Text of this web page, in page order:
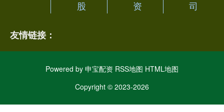
股
资
司
友情链接：
Powered by 申宝配资 RSS地图 HTML地图
Copyright © 2023-2026